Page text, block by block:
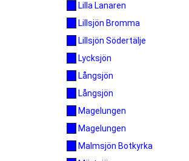
Lilla Lanaren
Lillsjön Bromma
Lillsjön Södertälje
Lycksjön
Långsjön
Långsjön
Magelungen
Magelungen
Malmsjön Botkyrka